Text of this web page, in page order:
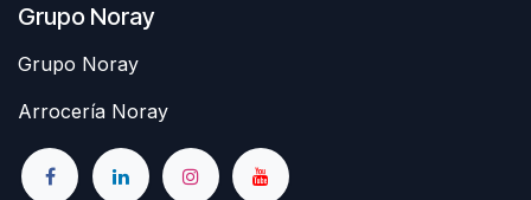
Grupo Noray
Grupo Noray
Arrocería Noray